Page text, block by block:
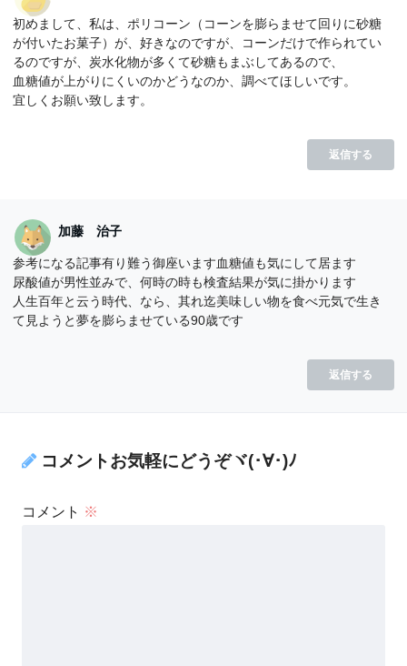
初めまして、私は、ポリコーン（コーンを膨らませて回りに砂糖
が付いたお菓子）が、好きなのですが、コーンだけで作られてい
るのですが、炭水化物が多くて砂糖もまぶしてあるので、
血糖値が上がりにくいのかどうなのか、調べてほしいです。
宜しくお願い致します。
返信する
加藤 治子
参考になる記事有り難う御座います血糖値も気にして居ます
尿酸値が男性並みで、何時の時も検査結果が気に掛かります
人生百年と云う時代、なら、其れ迄美味しい物を食べ元気で生き
て見ようと夢を膨らませている90歳です
返信する
コメントお気軽にどうぞヾ(･∀･)ﾉ
コメント ※